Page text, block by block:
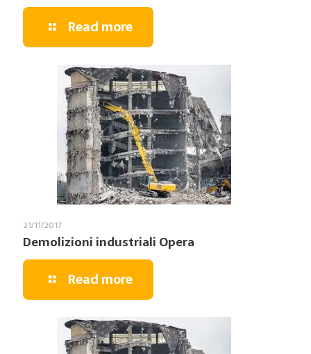
Read more
21/11/2017
Demolizioni industriali Opera
Read more